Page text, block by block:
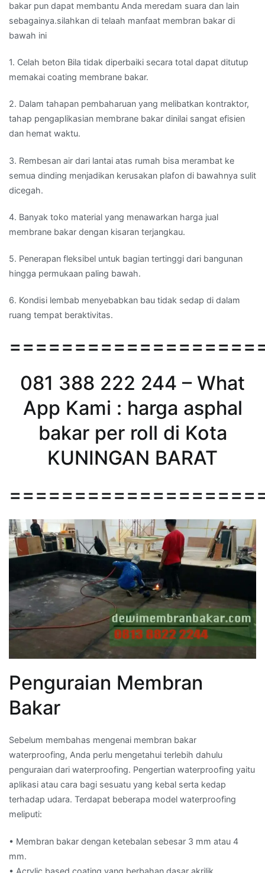
bakar pun dapat membantu Anda meredam suara dan lain
sebagainya.silahkan di telaah manfaat membran bakar di
bawah ini
1. Celah beton Bila tidak diperbaiki secara total dapat ditutup
memakai coating membrane bakar.
2. Dalam tahapan pembaharuan yang melibatkan kontraktor,
tahap pengaplikasian membrane bakar dinilai sangat efisien
dan hemat waktu.
3. Rembesan air dari lantai atas rumah bisa merambat ke
semua dinding menjadikan kerusakan plafon di bawahnya sulit
dicegah.
4. Banyak toko material yang menawarkan harga jual
membrane bakar dengan kisaran terjangkau.
5. Penerapan fleksibel untuk bagian tertinggi dari bangunan
hingga permukaan paling bawah.
6. Kondisi lembab menyebabkan bau tidak sedap di dalam
ruang tempat beraktivitas.
081 388 222 244 – What
App Kami : harga asphal
bakar per roll di Kota
KUNINGAN BARAT
Penguraian Membran
Bakar
Sebelum membahas mengenai membran bakar
waterproofing, Anda perlu mengetahui terlebih dahulu
penguraian dari waterproofing. Pengertian waterproofing yaitu
aplikasi atau cara bagi sesuatu yang kebal serta kedap
terhadap udara. Terdapat beberapa model waterproofing
meliputi:
• Membran bakar dengan ketebalan sebesar 3 mm atau 4
mm.
• Acrylic based coating yang berbahan dasar akrilik.